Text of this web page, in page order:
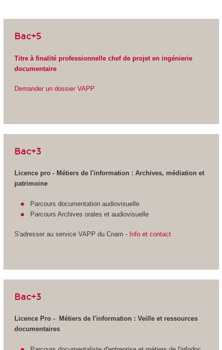
Bac+5
Titre à finalité professionnelle chef de projet en ingénierie
documentaire
Demander un dossier VAPP
Bac+3
Licence pro - Métiers de l'information : Archives, médiation et
patrimoine
Parcours documentation audiovisuelle
Parcours Archives orales et audiovisuelle
S'adresser au service VAPP du Cnam -Info et contact
Bac+3
Licence Pro - Métiers de l'information : Veille et ressources
documentaires